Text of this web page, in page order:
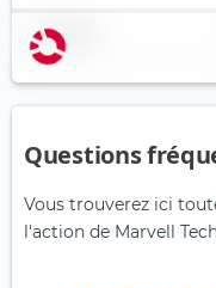
Nom
Questions
Vous trouverez ici
l'action de Marvell